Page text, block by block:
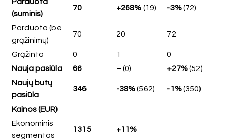
(suminis)
70 +268%(19) -3%(72)
Parduota (be
grąžinimų)
70 20 72
Grąžinta 0 1
0
Nauja pasiūla
66 –(0) +27%(52)
Naujų butų
pasiūla
346 -38%(562) -1%(350)
Kainos (EUR)
Ekonominis
segmentas
1315 +11%